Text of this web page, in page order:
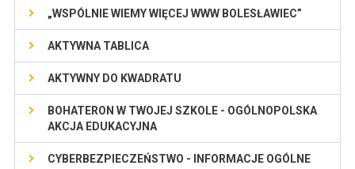
„WSPÓLNIE WIEMY WIĘCEJ WWW BOLESŁAWIEC”
AKTYWNA TABLICA
AKTYWNY DO KWADRATU
BOHATERON W TWOJEJ SZKOLE - OGÓLNOPOLSKA
AKCJA EDUKACYJNA
CYBERBEZPIECZEŃSTWO - INFORMACJE OGÓLNE